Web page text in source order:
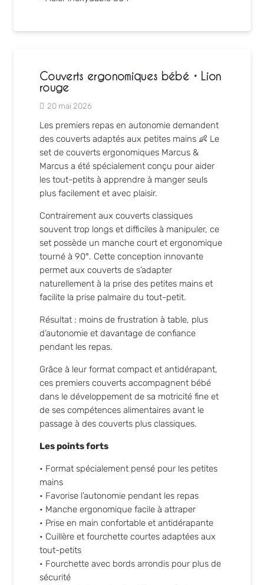
Couverts ergonomiques bébé • Lion
rouge
20 mai 2026
Les premiers repas en autonomie demandent
des couverts adaptés aux petites mains 👶 Le
set de couverts ergonomiques Marcus &
Marcusa été spécialement conçu pour aider
les tout-petits à apprendre à manger seuls
plus facilement et avec plaisir.
Contrairement aux couverts classiques
souvent trop longs et difficiles à manipuler, ce
set possède un manche court et ergonomique
tourné à 90°. Cette conception innovante
permet aux couverts de s’adapter
naturellement à la prise des petites mains et
facilite la prise palmaire du tout-petit.
Résultat : moins de frustration à table, plus
d’autonomie et davantage de confiance
pendant les repas.
Grâce à leur format compact et antidérapant,
ces premiers couverts accompagnent bébé
dans le développement de sa motricité fine et
de ses compétences alimentaires avant le
passage à des couverts plus classiques.
Les points forts
• Format spécialement pensé pour les petites
mains
• Favorise l’autonomie pendant les repas
• Manche ergonomique facile à attraper
• Prise en main confortable et antidérapante
• Cuillère et fourchette courtes adaptées aux
tout-petits
• Fourchette avec bords arrondis pour plus de
sécurité